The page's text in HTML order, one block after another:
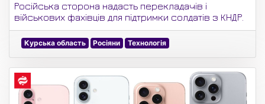
Російська сторона надасть перекладачів і
військових фахівців для підтримки солдатів з КНДР.
Курська область Росіяни Технологія